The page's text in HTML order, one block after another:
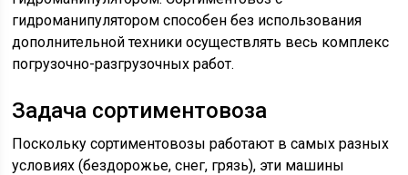
гидроманипулятором способен без использования
дополнительной техники осуществлять весь комплекс
погрузочно-разгрузочных работ.
Задача сортиментовоза
Поскольку сортиментовозы работают в самых разных
условиях (бездорожье, снег, грязь), эти машины